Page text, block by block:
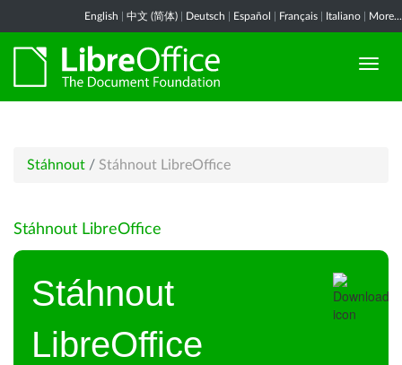
English 中文 (简体) Deutsch Español Français Italiano More...
Stáhnout / Stáhnout LibreOffice
Stáhnout LibreOffice
Stáhnout
LibreOffice